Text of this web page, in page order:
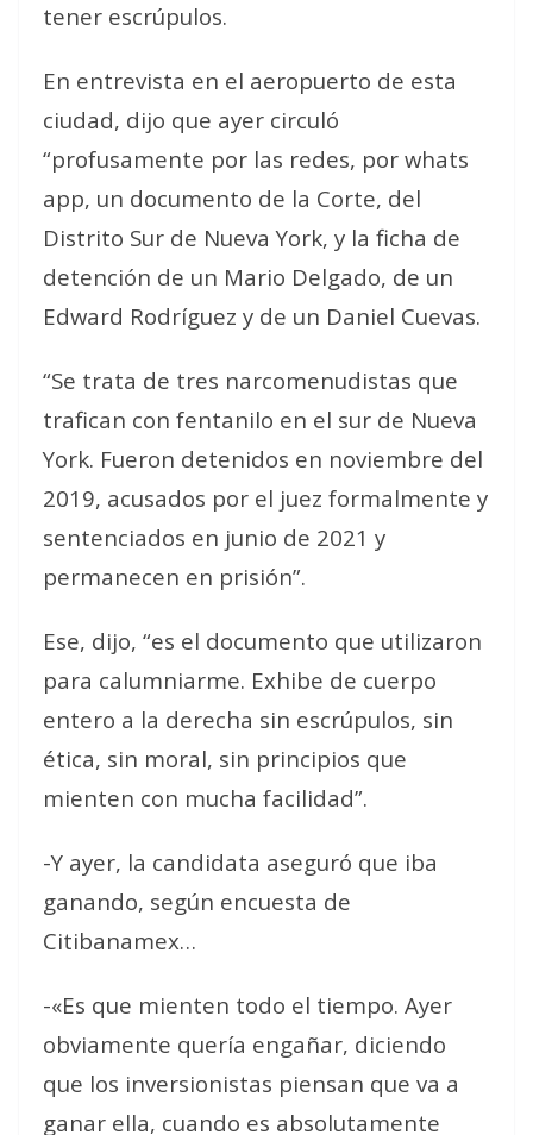
tener escrúpulos.
En entrevista en el aeropuerto de esta
ciudad, dijo que ayer circuló
“profusamente por las redes, por whats
app, un documento de la Corte, del
Distrito Sur de Nueva York, y la ficha de
detención de un Mario Delgado, de un
Edward Rodríguez y de un Daniel Cuevas.
“Se trata de tres narcomenudistas que
trafican con fentanilo en el sur de Nueva
York. Fueron detenidos en noviembre del
2019, acusados por el juez formalmente y
sentenciados en junio de 2021 y
permanecen en prisión”.
Ese, dijo, “es el documento que utilizaron
para calumniarme. Exhibe de cuerpo
entero a la derecha sin escrúpulos, sin
ética, sin moral, sin principios que
mienten con mucha facilidad”.
-Y ayer, la candidata aseguró que iba
ganando, según encuesta de
Citibanamex…
-«Es que mienten todo el tiempo. Ayer
obviamente quería engañar, diciendo
que los inversionistas piensan que va a
ganar ella, cuando es absolutamente